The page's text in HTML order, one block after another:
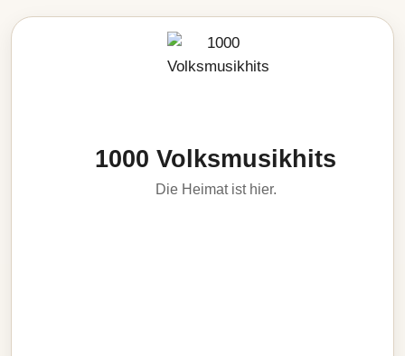
1000 Volksmusikhits
Die Heimat ist hier.